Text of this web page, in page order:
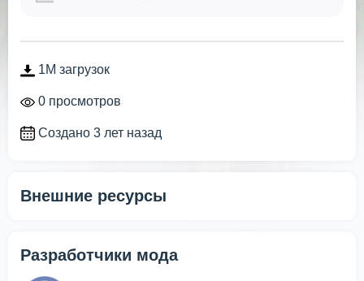
1M загрузок
0 просмотров
Создано 3 лет назад
Внешние ресурсы
Разработчики мода